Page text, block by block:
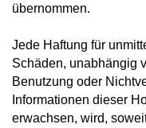
übernommen.
Jede Haftung für
Schäden, unabhängig
Benutzung oder
Informationen dieser
erwachsen, wird,